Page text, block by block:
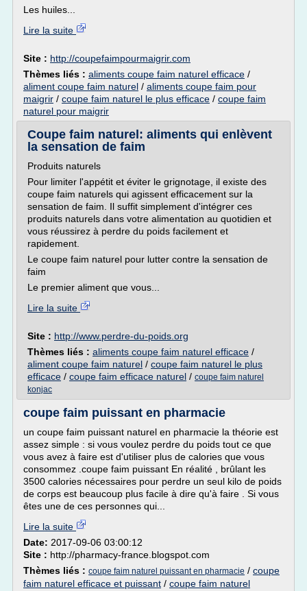
Les huiles...
Lire la suite
Site : http://coupefaimpourmaigrir.com
Thèmes liés : aliments coupe faim naturel efficace /
aliment coupe faim naturel / aliments coupe faim pour
maigrir / coupe faim naturel le plus efficace / coupe faim
naturel pour maigrir
Coupe faim naturel: aliments qui enlèvent
la sensation de faim
Produits naturels
Pour limiter l'appétit et éviter le grignotage, il existe des
coupe faim naturels qui agissent efficacement sur la
sensation de faim. Il suffit simplement d'intégrer ces
produits naturels dans votre alimentation au quotidien et
vous réussirez à perdre du poids facilement et
rapidement.
Le coupe faim naturel pour lutter contre la sensation de
faim
Le premier aliment que vous...
Lire la suite
Site : http://www.perdre-du-poids.org
Thèmes liés : aliments coupe faim naturel efficace /
aliment coupe faim naturel / coupe faim naturel le plus
efficace / coupe faim efficace naturel / coupe faim naturel
konjac
coupe faim puissant en pharmacie
un coupe faim puissant naturel en pharmacie la théorie est
assez simple : si vous voulez perdre du poids tout ce que
vous avez à faire est d'utiliser plus de calories que vous
consommez .coupe faim puissant En réalité , brûlant les
3500 calories nécessaires pour perdre un seul kilo de poids
de corps est beaucoup plus facile à dire qu'à faire . Si vous
êtes une de ces personnes qui...
Lire la suite
Date: 2017-09-06 03:00:12
Site : http://pharmacy-france.blogspot.com
Thèmes liés : coupe faim naturel puissant en pharmacie / coupe
faim naturel efficace et puissant / coupe faim naturel